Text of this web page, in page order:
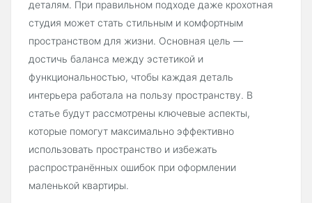
деталям. При правильном подходе даже крохотная
студия может стать стильным и комфортным
пространством для жизни. Основная цель —
достичь баланса между эстетикой и
функциональностью, чтобы каждая деталь
интерьера работала на пользу пространству. В
статье будут рассмотрены ключевые аспекты,
которые помогут максимально эффективно
использовать пространство и избежать
распространённых ошибок при оформлении
маленькой квартиры.